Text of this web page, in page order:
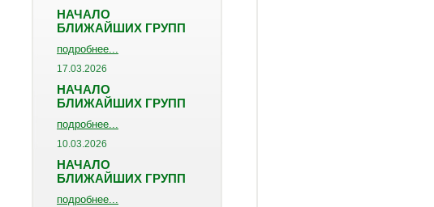
НАЧАЛО
БЛИЖАЙШИХ ГРУПП
подробнее...
17.03.2026
НАЧАЛО
БЛИЖАЙШИХ ГРУПП
подробнее...
10.03.2026
НАЧАЛО
БЛИЖАЙШИХ ГРУПП
подробнее...